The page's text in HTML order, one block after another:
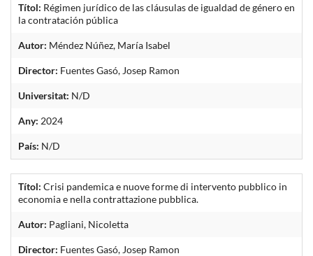
Títol: Régimen jurídico de las cláusulas de igualdad de género en
la contratación pública
Autor: Méndez Núñez, María Isabel
Director: Fuentes Gasó, Josep Ramon
Universitat: N/D
Any: 2024
País: N/D
Títol: Crisi pandemica e nuove forme di intervento pubblico in
economia e nella contrattazione pubblica.
Autor: Pagliani, Nicoletta
Director: Fuentes Gasó, Josep Ramon